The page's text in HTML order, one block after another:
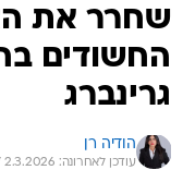
שחרר את
החשודים
גרינברג
הודיה רן
עודכן לאחרונה: 2.3.2026 / 10:02